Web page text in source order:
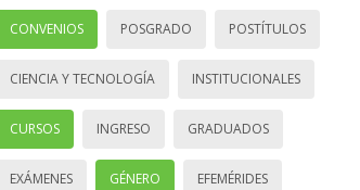
CONVENIOS POSGRADO POSTÍTULOS
CIENCIA Y TECNOLOGÍA INSTITUCIONALES
CURSOS INGRESO GRADUADOS
EXÁMENES GÉNERO EFEMÉRIDES